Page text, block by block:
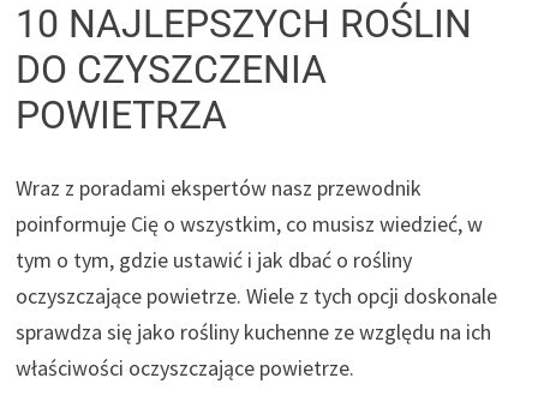
10 NAJLEPSZYCH ROŚLIN
DO CZYSZCZENIA
POWIETRZA
Wraz z poradami ekspertów nasz przewodnik
poinformuje Cię o wszystkim, co musisz wiedzieć, w
tym o tym, gdzie ustawić i jak dbać o rośliny
oczyszczające powietrze. Wiele z tych opcji doskonale
sprawdza się jako rośliny kuchenne ze względu na ich
właściwości oczyszczające powietrze.